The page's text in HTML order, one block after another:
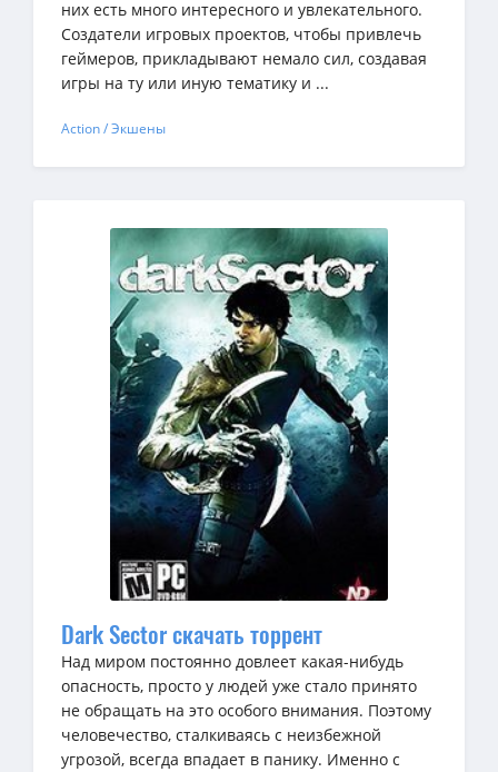
них есть много интересного и увлекательного.
Создатели игровых проектов, чтобы привлечь
геймеров, прикладывают немало сил, создавая
игры на ту или иную тематику и ...
Action / Экшены
Dark Sector скачать торрент
Над миром постоянно довлеет какая-нибудь
опасность, просто у людей уже стало принято
не обращать на это особого внимания. Поэтому
человечество, сталкиваясь с неизбежной
угрозой, всегда впадает в панику. Именно с